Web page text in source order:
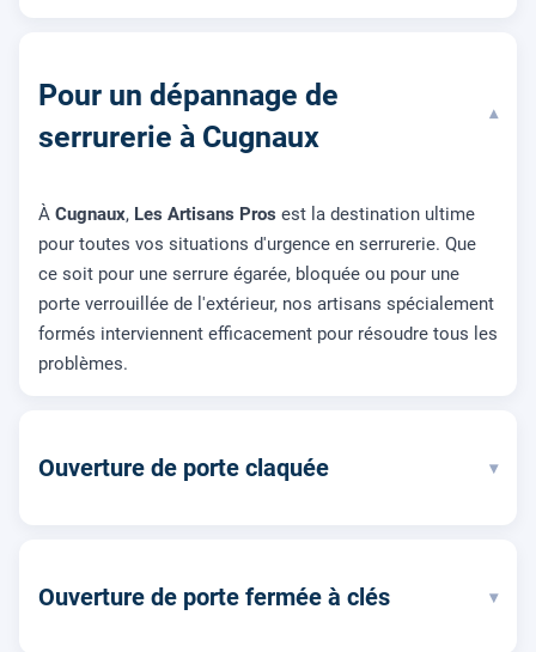
Pour un dépannage de
serrurerie à Cugnaux
▾
À Cugnaux, Les Artisans Pros est la destination ultime
pour toutes vos situations d'urgence en serrurerie. Que
ce soit pour une serrure égarée, bloquée ou pour une
porte verrouillée de l'extérieur, nos artisans spécialement
formés interviennent efficacement pour résoudre tous les
problèmes.
Ouverture de porte claquée ▾
Ouverture de porte fermée à clés ▾